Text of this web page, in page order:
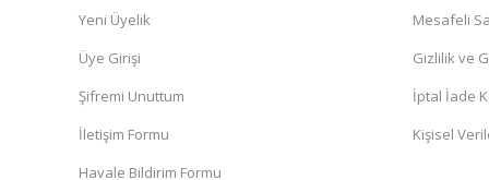
Yeni Üyelik
Üye Girişi
Şifremi Unuttum
İletişim Formu
Havale Bildirim Formu
Mesafeli
Gizlilik ve
İptal İade
Kişisel